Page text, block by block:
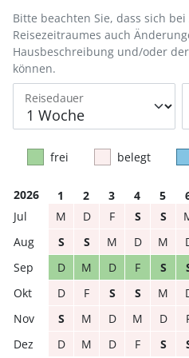
Reisedauer
Bitte beachten Sie, dass sich
Reisezeitraumes auch
Hausbeschreibung und/oder
können.
frei belegt
2026 1 2 3 4 5
M
D F S S
S
S M D M
D
M D F S
D
F S S M
S
M D M D
D
M D F S